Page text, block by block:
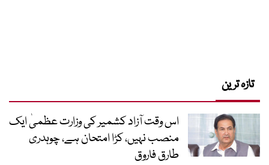
تازہ ترین
اس وقت آزاد کشمیر کی وزارت عظمیٰ ایک
منصب نہیں، کڑا امتحان ہے، چوہدری
طارق فاروق